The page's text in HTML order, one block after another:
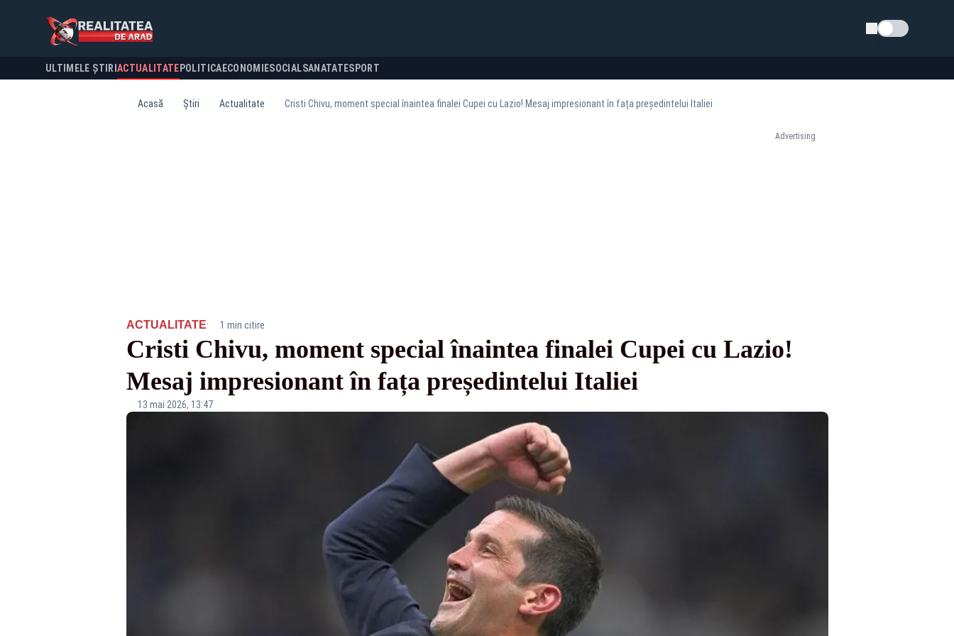
Schimba tema
ULTIMELE ȘTIRI ACTUALITATE POLITICA ECONOMIESOCIALSANATATESPORT
Acasă Știri Actualitate Cristi Chivu, moment special înaintea finalei Cupei cu Lazio! Mesaj impresionant în fața președintelui Italiei
Advertising
ACTUALITATE· 1 min citire
Cristi Chivu, moment special înaintea finalei Cupei cu Lazio!
Mesaj impresionant în fața președintelui Italiei
13 mai 2026, 13:47